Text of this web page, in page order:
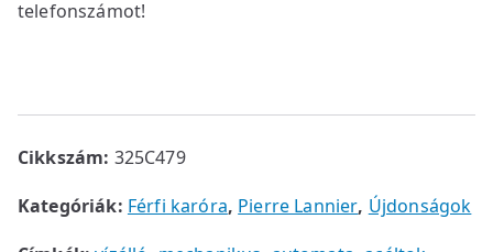
telefonszámot!
Cikkszám: 325C479
Kategóriák: Férfi karóra, Pierre Lannier, Újdonságok